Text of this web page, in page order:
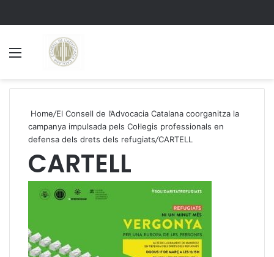
Home/El Consell de l’Advocacia Catalana coorganitza la
campanya impulsada pels Col·legis professionals en
defensa dels drets dels refugiats/CARTELL
CARTELL